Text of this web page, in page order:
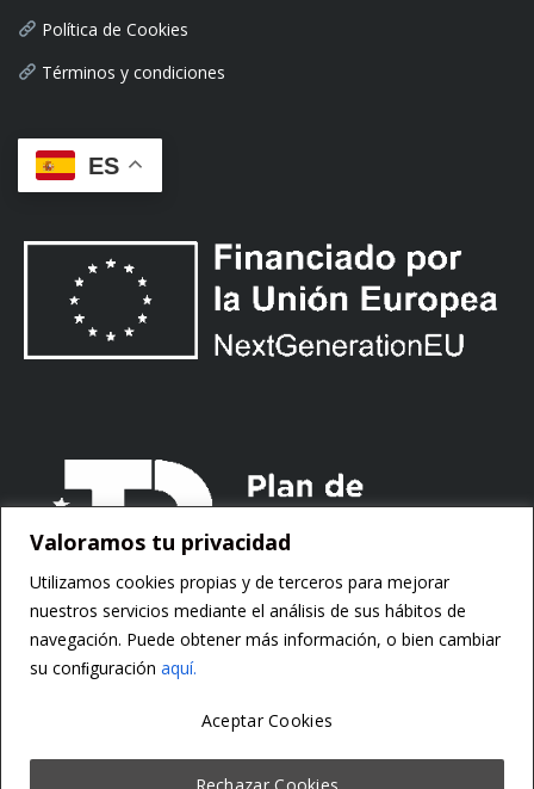
Valoramos tu privacidad
Utilizamos cookies propias y de terceros para mejorar
nuestros servicios mediante el análisis de sus hábitos de
navegación. Puede obtener más información, o bien cambiar
su conﬁguración aquí.
Rechazar Cookies
Aceptar Cookies
Política de Cookies
Términos y condiciones
ES